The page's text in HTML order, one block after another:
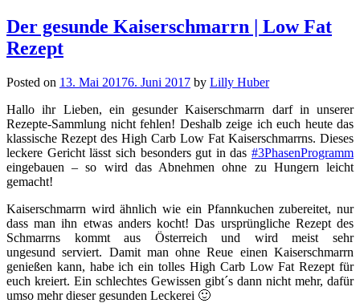
Der gesunde Kaiserschmarrn | Low Fat
Rezept
Posted on 13. Mai 20176. Juni 2017 by Lilly Huber
Hallo ihr Lieben, ein gesunder Kaiserschmarrn darf in unserer
Rezepte-Sammlung nicht fehlen! Deshalb zeige ich euch heute das
klassische Rezept des High Carb Low Fat Kaiserschmarrns. Dieses
leckere Gericht lässt sich besonders gut in das #3PhasenProgramm
eingebauen – so wird das Abnehmen ohne zu Hungern leicht
gemacht!
Kaiserschmarrn wird ähnlich wie ein Pfannkuchen zubereitet, nur
dass man ihn etwas anders kocht! Das ursprüngliche Rezept des
Schmarrns kommt aus Österreich und wird meist sehr
ungesund serviert. Damit man ohne Reue einen Kaiserschmarrn
genießen kann, habe ich ein tolles High Carb Low Fat Rezept für
euch kreiert. Ein schlechtes Gewissen gibt´s dann nicht mehr, dafür
umso mehr dieser gesunden Leckerei 🙂